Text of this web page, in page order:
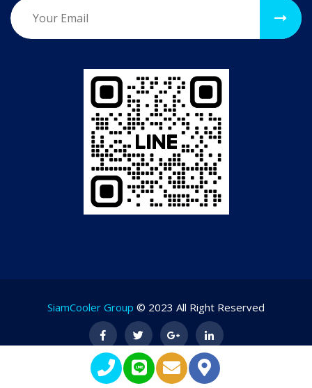
SiamCooler Group © 2023 All Right Reserved
Terms of Service Privacy Policy